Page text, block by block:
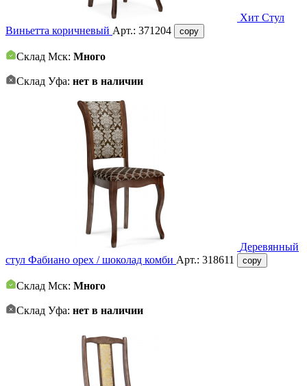
Хит Стул
Виньетта коричневый Арт.: 371204 copy
Склад Мск: Много
Склад Уфа: нет в наличии
Деревянный
стул Фабиано орех / шоколад комби Арт.: 318611 copy
Склад Мск: Много
Склад Уфа: нет в наличии